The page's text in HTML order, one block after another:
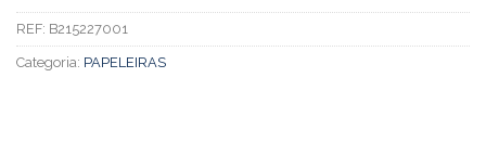
REF: B215227001
Categoria: PAPELEIRAS